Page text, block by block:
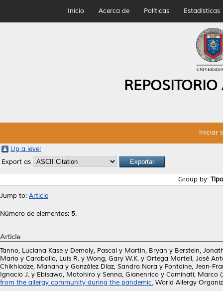
Inicio Acerca de Políticas Estadísticas
Iniciar
Up a level
Export as
Group by:
Jump to: Article
Número de elementos: 5.
Article
Tanno, Luciana Kase y Demoly, Pascal y Martin, Bryan y Berstein,
Mario y Caraballo, Luis R. y Wong, Gary W.K. y Ortega Martell, José
Chikhladze, Manana y González Díaz, Sandra Nora y Fontaine, Jean-
Ignacio J. y Ebisawa, Motohiro y Senna, Gianenrico y Caminati, Marco
from the allergy community during the pandemic. World Allergy